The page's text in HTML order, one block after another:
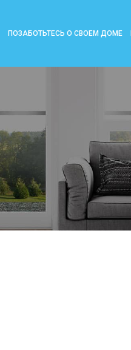
ПОЗАБОТЬТЕСЬ О СВОЕМ ДОМЕ